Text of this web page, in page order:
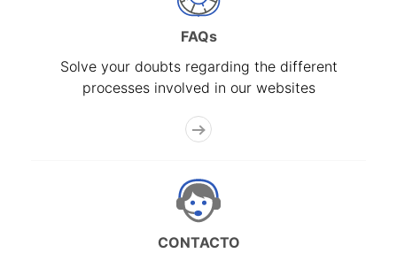
FAQs
Solve your doubts regarding the different
processes involved in our websites
CONTACTO